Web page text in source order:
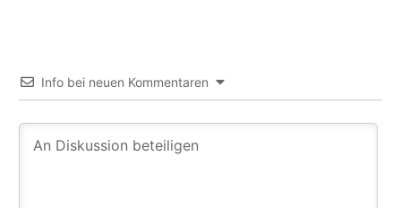
Info bei neuen Kommentaren